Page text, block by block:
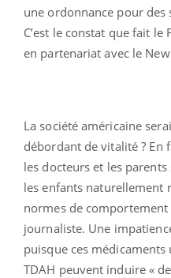
une ordonnance pour
C’est le constat que fait
en partenariat avec le
La société américaine
débordant de vitalité ? En
les docteurs et les
les enfants naturellement
normes de comportement
journaliste. Une
puisque ces
TDAH peuvent induire «